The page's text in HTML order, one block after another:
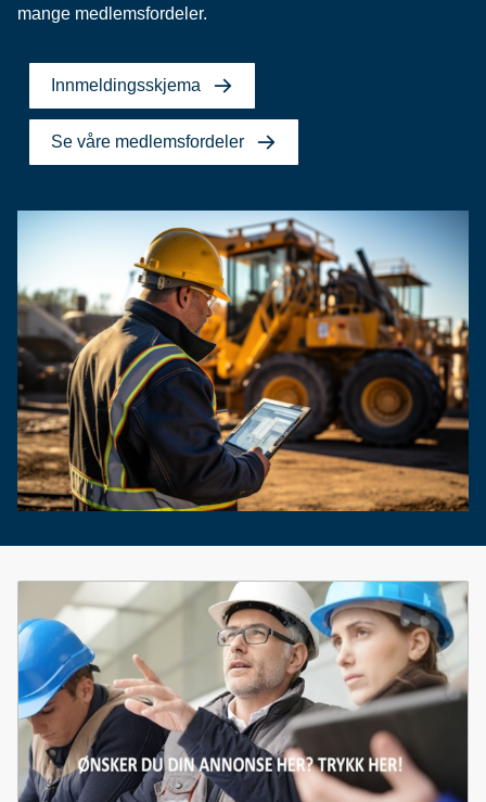
mange medlemsfordeler.
Innmeldingsskjema
Se våre medlemsfordeler